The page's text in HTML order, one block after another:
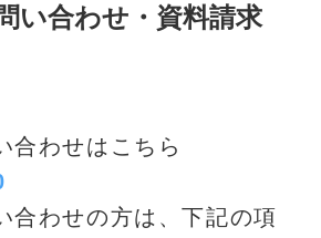
い合わせ・資料請求
合わせはこちら
合わせの方は、下記の項